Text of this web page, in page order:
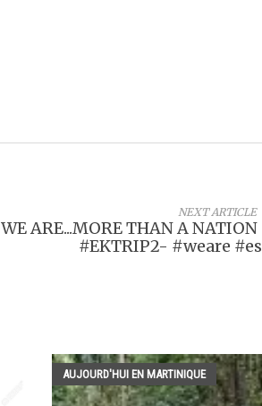
NEXT ARTICLE
WE ARE...MORE THAN A
#EKTRIP2- #weare
AUJOURD'HUI EN MARTINIQUE